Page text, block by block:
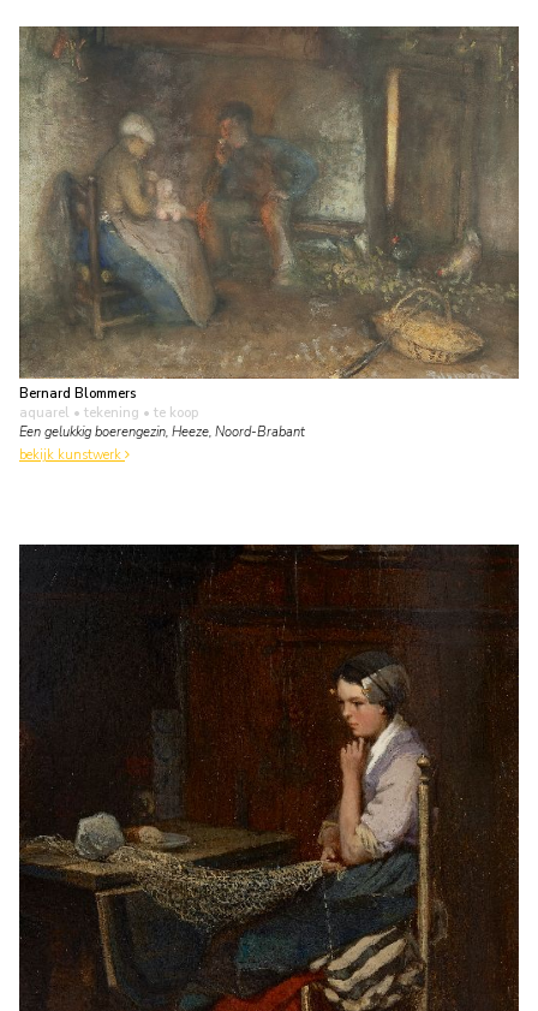
Bernard Blommers
aquarel • tekening • te koop
Een gelukkig boerengezin, Heeze, Noord-Brabant
bekijk kunstwerk